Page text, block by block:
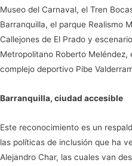
Museo del Carnaval, el Tren
Barranquilla, el parque Realismo
Callejones de El Prado y
Metropolitano Roberto Meléndez,
complejo deportivo Pibe
Barranquilla, ciudad accesible
Este reconocimiento es un
las políticas de inclusión que ha
Alejandro Char, las cuales van